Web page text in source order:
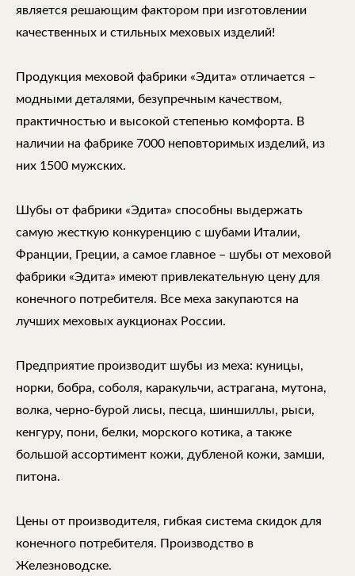
является решающим фактором при изготовлении
качественных и стильных меховых изделий!
Продукция меховой фабрики «Эдита» отличается –
модными деталями, безупречным качеством,
практичностью и высокой степенью комфорта. В
наличии на фабрике 7000 неповторимых изделий, из
них 1500 мужских.
Шубы от фабрики «Эдита» способны выдержать
самую жесткую конкуренцию с шубами Италии,
Франции, Греции, а самое главное – шубы от меховой
фабрики «Эдита» имеют привлекательную цену для
конечного потребителя. Все меха закупаются на
лучших меховых аукционах России.
Предприятие производит шубы из меха: куницы,
норки, бобра, соболя, каракульчи, астрагана, мутона,
волка, черно-бурой лисы, песца, шиншиллы, рыси,
кенгуру, пони, белки, морского котика, а также
большой ассортимент кожи, дубленой кожи, замши,
питона.
Цены от производителя, гибкая система скидок для
конечного потребителя. Производство в
Железноводске.